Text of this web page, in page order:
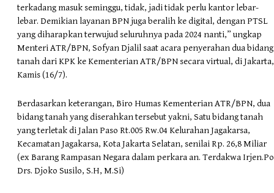
terkadang masuk seminggu, tidak, jadi tidak perlu kantor lebar-
lebar. Demikian layanan BPN juga beralih ke digital, dengan PTSL
yang diharapkan terwujud seluruhnya pada 2024 nanti,” ungkap
Menteri ATR/BPN, Sofyan Djalil saat acara penyerahan dua bidang
tanah dari KPK ke Kementerian ATR/BPN secara virtual, di Jakarta,
Kamis (16/7).
Berdasarkan keterangan, Biro Humas Kementerian ATR/BPN, dua
bidang tanah yang diserahkan tersebut yakni, Satu bidang tanah
yang terletak di Jalan Paso Rt.005 Rw.04 Kelurahan Jagakarsa,
Kecamatan Jagakarsa, Kota Jakarta Selatan, senilai Rp. 26,8 Miliar
(ex Barang Rampasan Negara dalam perkara an. Terdakwa
Drs. Djoko Susilo, S.H, M.Si)